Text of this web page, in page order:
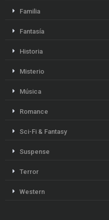
Familia
Fantasía
Historia
Misterio
Música
Romance
Sci-Fi & Fantasy
Suspense
Terror
Western